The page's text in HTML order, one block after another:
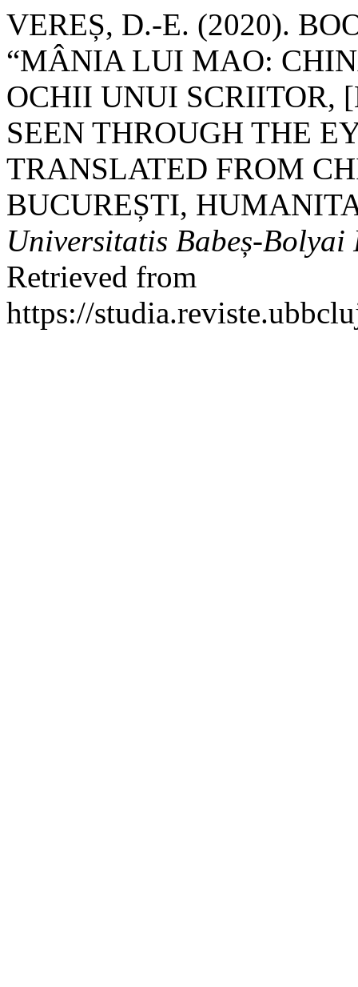
VEREȘ, D.-E. (2020).
“MÂNIA LUI MAO:
OCHII UNUI SCRIITOR,
SEEN THROUGH THE
TRANSLATED FROM
BUCUREȘTI,
Universitatis Babeș-
Retrieved from
https://